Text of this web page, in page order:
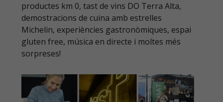
productes km 0, tast de vins DO Terra Alta,
demostracions de cuina amb estrelles
Michelin, experiències gastronòmiques, espai
gluten free, música en directe i moltes més
sorpreses!